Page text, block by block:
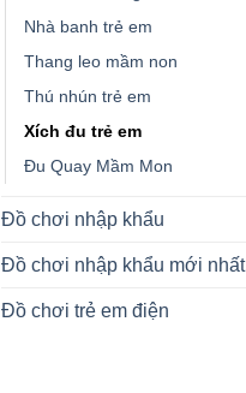
Nhà banh trẻ em
Thang leo mầm non
Thú nhún trẻ em
Xích đu trẻ em
Đu Quay Mầm Mon
Đồ chơi nhập khẩu
Đồ chơi nhập khẩu mới nhất
Đồ chơi trẻ em điện